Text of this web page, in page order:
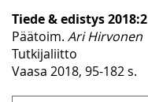
Tiede & edistys 2018:2
Päätoim. Ari Hirvonen
Tutkijaliitto
Vaasa 2018, 95-182 s.